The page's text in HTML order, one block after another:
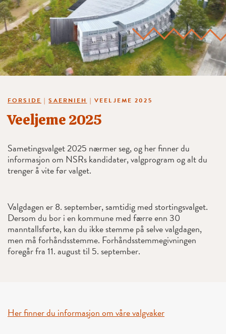
FORSIDE |SAERNIEH | VEELJEME 2025
Veeljeme 2025
Sametingsvalget 2025 nærmer seg, og her finner du
informasjon om NSRs kandidater, valgprogram og alt du
trenger å vite før valget.
Valgdagen er 8. september, samtidig med stortingsvalget.
Dersom du bor i en kommune med færre enn 30
manntallsførte, kan du ikke stemme på selve valgdagen,
men må forhåndsstemme. Forhåndsstemmegivningen
foregår fra 11. august til 5. september.
Her finner du informasjon om våre valgvaker